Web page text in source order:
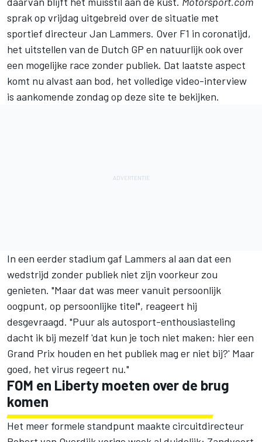
sprak op vrijdag uitgebreid over de situatie met
sportief directeur Jan Lammers. Over F1 in coronatijd,
het uitstellen van de Dutch GP en natuurlijk ook over
een mogelijke race zonder publiek. Dat laatste aspect
komt nu alvast aan bod, het volledige video-interview
is aankomende zondag op deze site te bekijken.
In een eerder stadium gaf Lammers al aan dat een
wedstrijd zonder publiek niet zijn voorkeur zou
genieten. "Maar dat was meer vanuit persoonlijk
oogpunt, op persoonlijke titel", reageert hij
desgevraagd. "Puur als autosport-enthousiasteling
dacht ik bij mezelf 'dat kun je toch niet maken: hier een
Grand Prix houden en het publiek mag er niet bij?' Maar
goed, het virus regeert nu."
FOM en Liberty moeten over de brug
komen
Het meer formele standpunt maakte circuitdirecteur